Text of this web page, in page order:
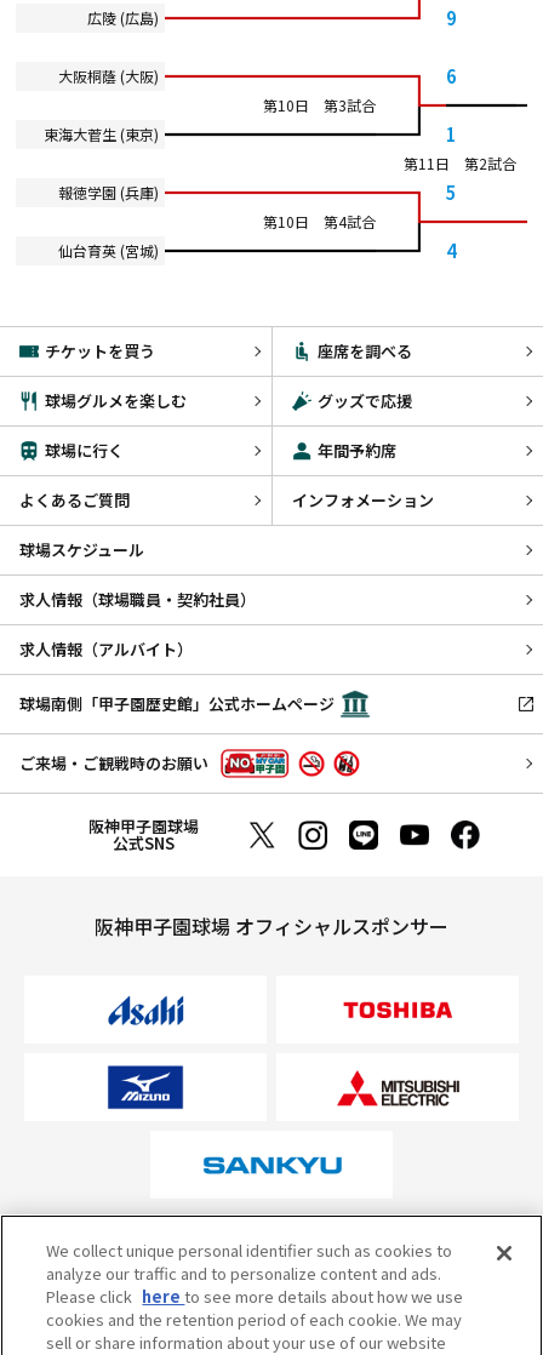
広陵 (広島)
9
大阪桐蔭 (大阪) 6
第10日 第3試合
東海大菅生 (東京)
1
第11日 第2試合
報徳学園 (兵庫)
5
第10日 第4試合
仙台育英 (宮城)
4
チケットを買う 座席を調べる
球場グルメを楽しむ グッズで応援
球場に行く 年間予約席
よくあるご質問 インフォメーション
球場スケジュール
求人情報（球場職員・契約社員）
求人情報（アルバイト）
球場南側「甲子園歴史館」公式ホームページ
ご来場・ご観戦時のお願い
阪神甲子園球場
公式SNS
阪神甲子園球場 オフィシャルスポンサー
オフィシャルスポンサーについて
試合の予定・状況・結果のお問い合わせ
We collect unique personal identifier such as cookies to
analyze our traffic and to personalize content and ads.
Please click hereto see more details about how we use
cookies and the retention period of each cookie. We may
sell or share information about your use of our website